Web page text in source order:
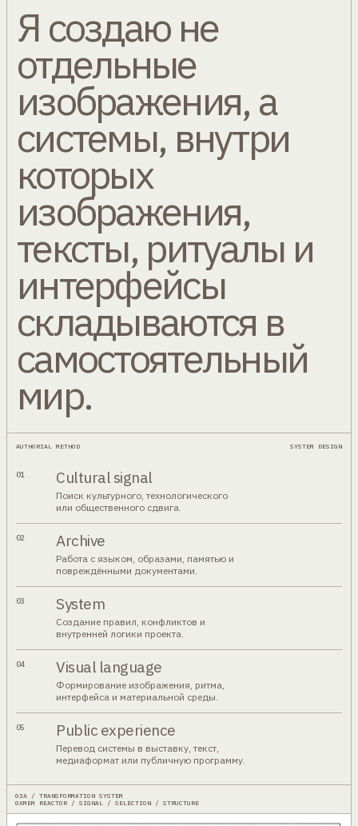
Я создаю не
отдельные
изображения, а
системы, внутри
которых
изображения,
тексты, ритуалы и
интерфейсы
складываются в
самостоятельный
мир.
AUTHORIAL METHOD SYSTEM DESIGN
01 Cultural signal
Поиск культурного, технологического
или общественного сдвига.
02 Archive
Работа с языком, образами, памятью и
повреждёнными документами.
03 System
Создание правил, конфликтов и
внутренней логики проекта.
04 Visual language
Формирование изображения, ритма,
интерфейса и материальной среды.
05 Public experience
Перевод системы в выставку, текст,
медиаформат или публичную программу.
03A / TRANSFORMATION SYSTEM
0XMEM REACTOR / SIGNAL / SELECTION / STRUCTURE